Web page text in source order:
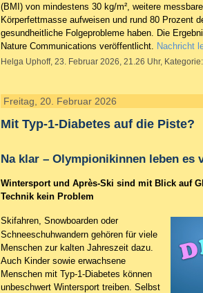
(BMI) von mindestens 30 kg/m², weitere
Körperfettmasse aufweisen und rund 80 Prozent
gesundheitliche Folgeprobleme haben. Die
Nature Communications veröffentlicht. Nachricht
Helga Uphoff, 23. Februar 2026, 21.26 Uhr,
Freitag, 20. Februar 2026
Mit Typ-1-Diabetes auf die Piste?
Na klar – Olympionikinnen leben es
Wintersport und Après-Ski sind mit Blick auf
Technik kein Problem
Skifahren, Snowboarden oder
Schneeschuhwandern gehören für viele
Menschen zur kalten Jahreszeit dazu.
Auch Kinder sowie erwachsene
Menschen mit Typ-1-Diabetes können
unbeschwert Wintersport treiben. Selbst